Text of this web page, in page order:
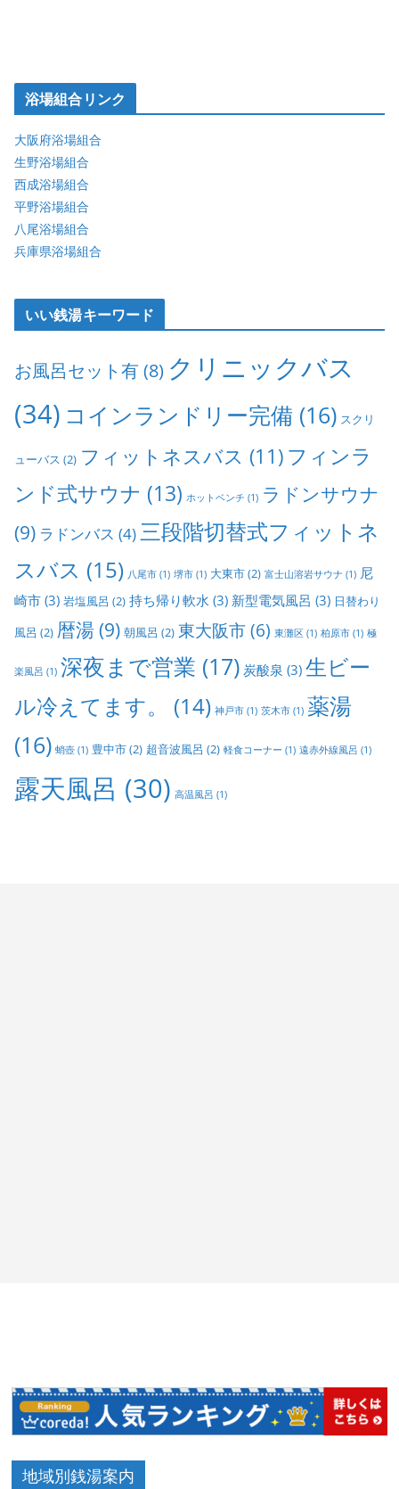
浴場組合リンク
大阪府浴場組合
生野浴場組合
西成浴場組合
平野浴場組合
八尾浴場組合
兵庫県浴場組合
いい銭湯キーワード
お風呂セット有(8) クリニックバス
(34) コインランドリー完備 (16) スクリ
ューバス (2) フィットネスバス (11)フィンラ
ンド式サウナ (13) ホットベンチ (1) ラドンサウナ
(9) ラドンバス (4)三段階切替式フィットネ
スバス (15) 八尾市 (1) 堺市 (1) 大東市(2) 富士山溶岩サウナ (1) 尼
崎市 (3) 岩塩風呂 (2) 持ち帰り軟水 (3) 新型電気風呂 (3) 日替わり
風呂 (2) 暦湯(9) 朝風呂 (2) 東大阪市(6) 東灘区 (1) 柏原市 (1) 極
楽風呂 (1) 深夜まで営業 (17) 炭酸泉 (3) 生ビー
ル冷えてます。
(14) 神戸市 (1) 茨木市 (1) 薬湯
(16) 蛸壺 (1) 豊中市(2) 超音波風呂 (2) 軽食コーナー (1) 遠赤外線風呂 (1)
露天風呂 (30) 高温風呂 (1)
地域別銭湯案内